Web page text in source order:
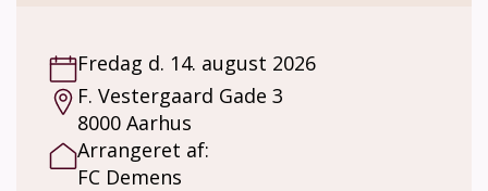
Fredag d. 14. august 2026
F. Vestergaard Gade 3
8000 Aarhus
Arrangeret af:
FC Demens